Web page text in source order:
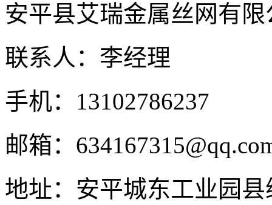
安平县艾瑞金属丝网有限
联系人：李经理
手机：13102786237
邮箱：
地址：安平城东工业园县